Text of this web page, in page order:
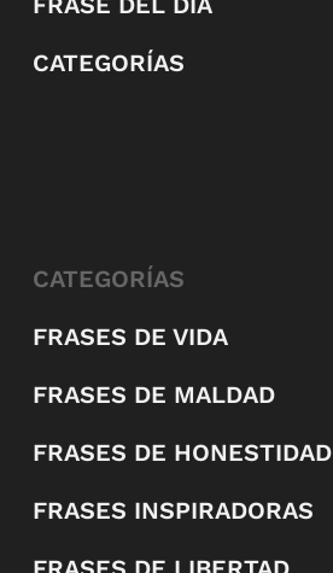
CATEGORÍAS
CATEGORÍAS
FRASES DE VIDA
FRASES DE MALDAD
FRASES DE HONESTIDAD
FRASES INSPIRADORAS